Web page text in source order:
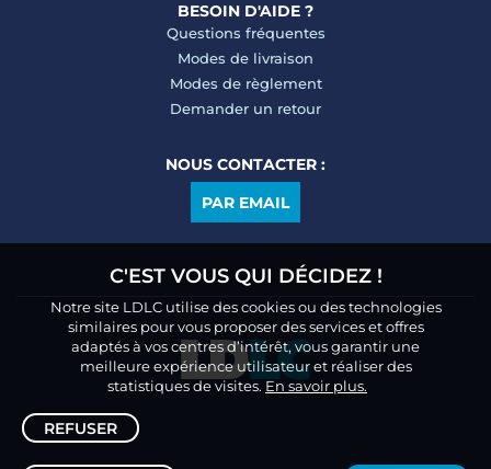
C'EST VOUS QUI DÉCIDEZ !
Notre site LDLC utilise des cookies ou des technologies
similaires pour vous proposer des services et offres
adaptés à vos centres d’intérêt, vous garantir une
meilleure expérience utilisateur et réaliser des
statistiques de visites. En savoir plus.
REFUSER
BESOIN D'AIDE ?
Questions fréquentes
Modes de livraison
Modes de règlement
Demander un retour
NOUS CONTACTER :
PAR EMAIL